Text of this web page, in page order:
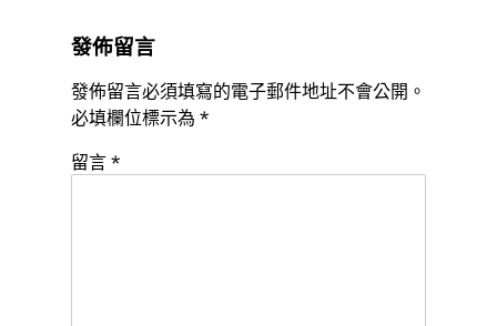
發佈留言
發佈留言必須填寫的電子郵件地址不會公開。
必填欄位標示為 *
留言 *